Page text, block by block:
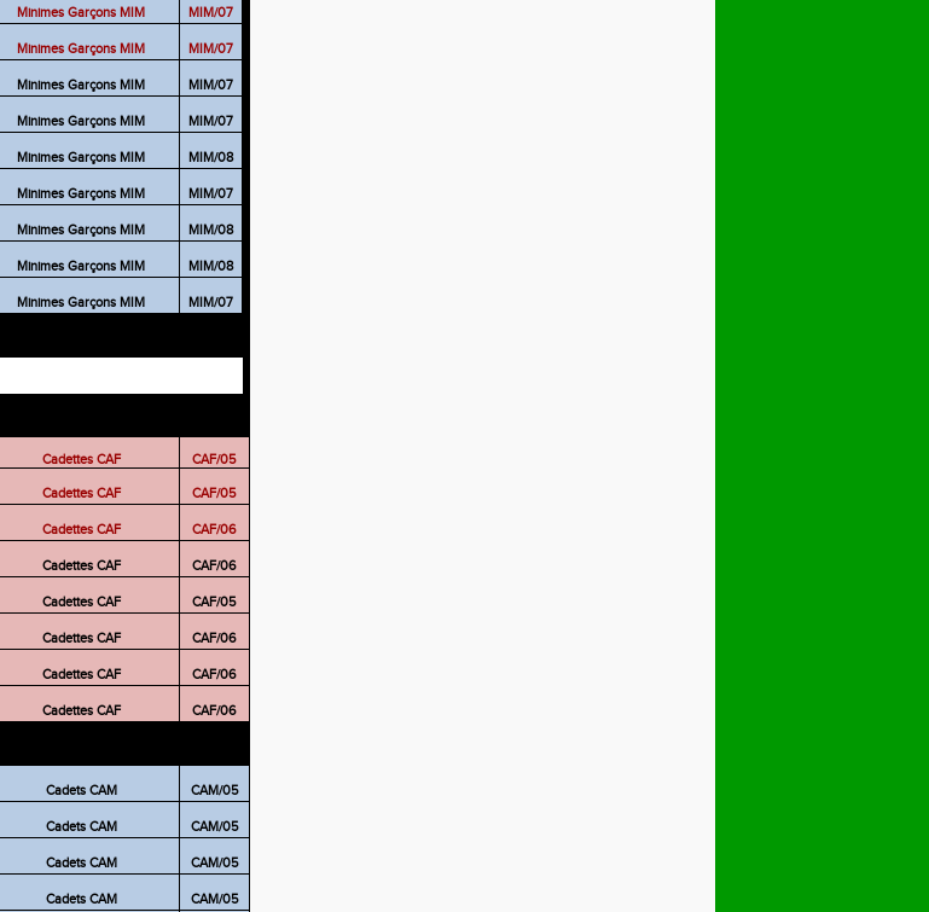
Minimes Garçons MIM MIM/07
Minimes Garçons MIM MIM/07
Minimes Garçons MIM MIM/07
Minimes Garçons MIM MIM/07
Minimes Garçons MIM MIM/08
Minimes Garçons MIM MIM/07
Minimes Garçons MIM MIM/08
Minimes Garçons MIM MIM/08
Minimes Garçons MIM MIM/07
Cadettes CAF CAF/05
Cadettes CAF CAF/05
Cadettes CAF CAF/06
Cadettes CAF CAF/06
Cadettes CAF CAF/05
Cadettes CAF CAF/06
Cadettes CAF CAF/06
Cadettes CAF CAF/06
Cadets CAM CAM/05
Cadets CAM CAM/05
Cadets CAM CAM/05
Cadets CAM CAM/05